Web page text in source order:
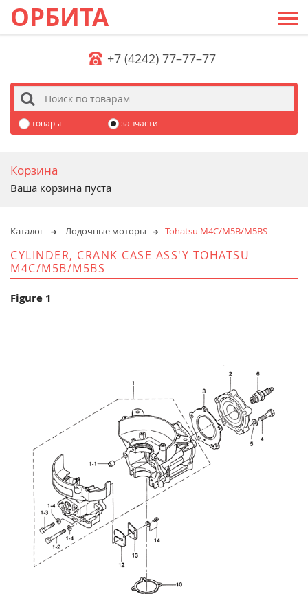
ОРБИТА
+7 (4242) 77–77–77
s
товары запчасти
Корзина
Ваша корзина пуста
Каталог Лодочные моторы Tohatsu M4C/M5B/M5BS
CYLINDER, CRANK CASE ASS'Y TOHATSU
M4C/M5B/M5BS
Figure 1